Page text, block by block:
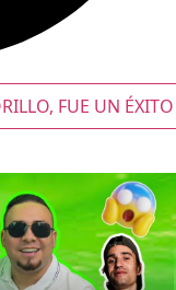
FUE UN